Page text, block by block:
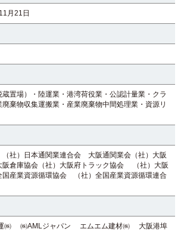
月21日
置場）・陸運業・港湾荷役業・公認計量業・クラ
棄物収集運搬業・産業廃棄物中間処理業・資源リ
（社）日本通関業連合会 大阪通関業会（社）大阪
倉庫協会（社）大阪府トラック協会 （社）大阪
産業資源循環協会 （社）全国産業資源循環連合
㈱ ㈱AMLジャパン エムエム建材㈱ 大阪港埠